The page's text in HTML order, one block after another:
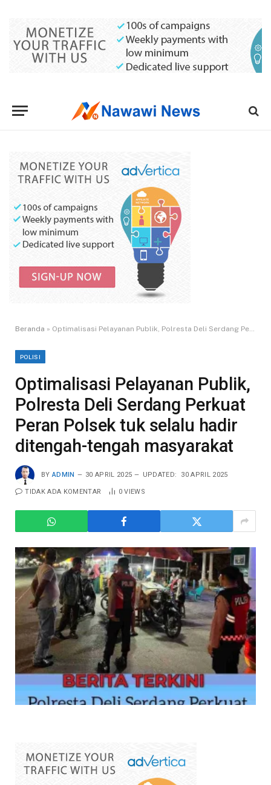
Beranda » Optimalisasi Pelayanan Publik, Polresta Deli Serdang Perkuat Peran Polsek tuk selalu hadir ditengah-tengah masyarakat
POLISI
Optimalisasi Pelayanan Publik,
Polresta Deli Serdang Perkuat
Peran Polsek tuk selalu hadir
ditengah-tengah masyarakat
BY ADMIN 30 APRIL 2025 UPDATED: 30 APRIL 2025
TIDAK ADA KOMENTAR 0VIEWS